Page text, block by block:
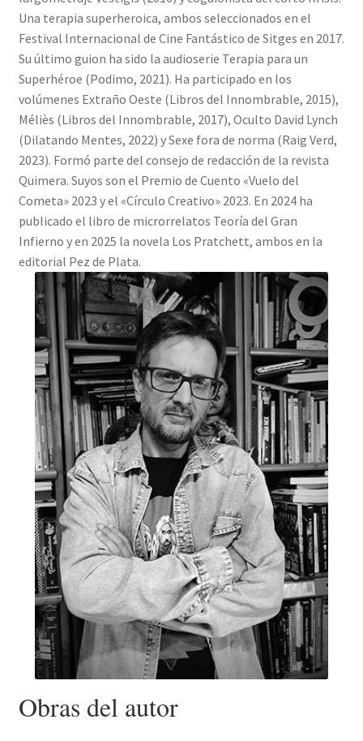
Una terapia superheroica, ambos seleccionados en el
Festival Internacional de Cine Fantástico de Sitges en 2017.
Su último guion ha sido la audioserie Terapia para un
Superhéroe (Podimo, 2021). Ha participado en los
volúmenes Extraño Oeste (Libros del Innombrable, 2015),
Méliès (Libros del Innombrable, 2017), Oculto David Lynch
(Dilatando Mentes, 2022) y Sexe fora de norma (Raig Verd,
2023). Formó parte del consejo de redacción de la revista
Quimera. Suyos son el Premio de Cuento «Vuelo del
Cometa» 2023 y el «Círculo Creativo» 2023. En 2024 ha
publicado el libro de microrrelatos Teoría del Gran
Infierno y en 2025 la novela Los Pratchett, ambos en la
editorial Pez de Plata.
Obras del autor